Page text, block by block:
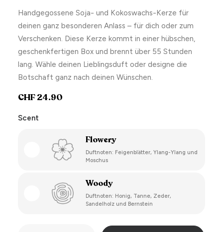
Handgegossene Soja- und Kokoswachs-Kerze für
deinen ganz besonderen Anlass – für dich oder zum
Verschenken. Diese Kerze kommt in einer hübschen,
geschenkfertigen Box und brennt über 55 Stunden
lang. Wähle deinen Lieblingsduft oder designe die
Botschaft ganz nach deinen Wünschen.
CHF24.90
Scent
Flowery
Duftnoten: Feigenblätter, Ylang-Ylang und
Moschus
Woody
Duftnoten: Honig, Tanne, Zeder,
Sandelholz und Bernstein